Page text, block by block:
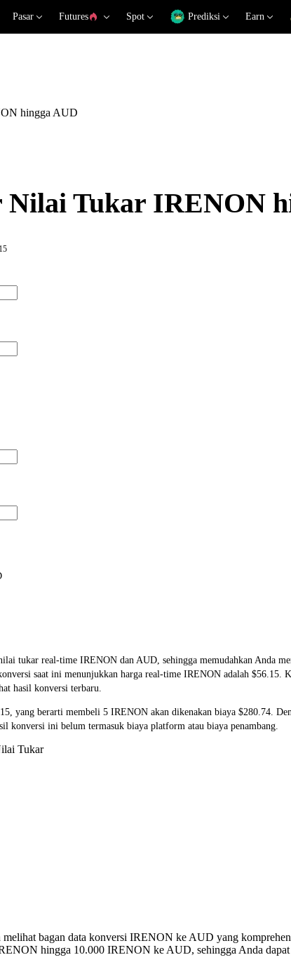
Pasar Futures Spot Prediksi Earn
hingga AUD
Tukar IRENON
tukar real-time IRENON dan AUD, sehingga memudahkan
saat ini menunjukkan harga real-time IRENON adalah $56.15.
hasil konversi terbaru.
yang berarti membeli 5 IRENON akan dikenakan biaya $280.74.
konversi ini belum termasuk biaya platform atau biaya penambang.
Tukar
melihat bagan data konversi IRENON ke AUD yang
hingga 10.000 IRENON ke AUD, sehingga Anda dapat